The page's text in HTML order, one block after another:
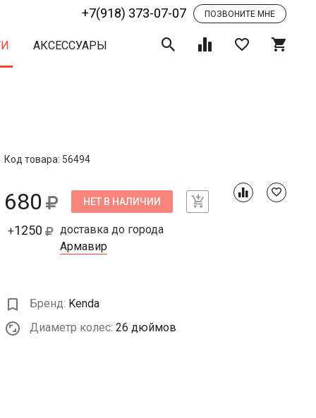
+7(918) 373-07-07 ПОЗВОНИТЕ МНЕ
АКСЕССУАРЫ
Код товара: 56494
680 НЕТ В НАЛИЧИИ
+1250
доставка до города
Армавир
Бренд: Kenda
Диаметр колес: 26 дюймов